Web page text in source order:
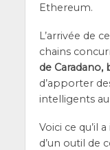
Ethereum.
L’ar­ri­vée de
chains
de
d’ap­por­ter
intel­li­gents au
Voi­ci ce qu’il
d’un outil de